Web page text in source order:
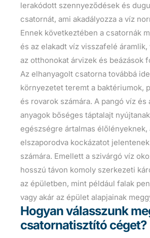
lerakódott szennyeződések és
csatornát, ami akadályozza a víz
Ennek következtében a csatornák
és az elakadt víz visszafelé
az otthonokat árvizek és beázások
Az elhanyagolt csatorna továbbá
környezetet teremt a baktériumok,
és rovarok számára. A pangó víz és
anyagok bőséges táptalajt
egészségre ártalmas élőlényeknek,
elszaporodva kockázatot
számára. Emellett a szivárgó víz
hosszú távon komoly szerkezeti
az épületben, mint például falak
vagy akár az épület alapjainak
Hogyan válasszunk
csatornatisztító céget?